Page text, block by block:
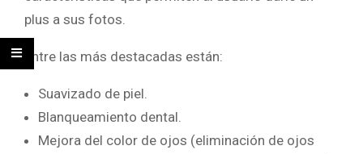
plus a sus fotos.
Entre las más destacadas están:
Suavizado de piel.
Blanqueamiento dental.
Mejora del color de ojos (eliminación de ojos